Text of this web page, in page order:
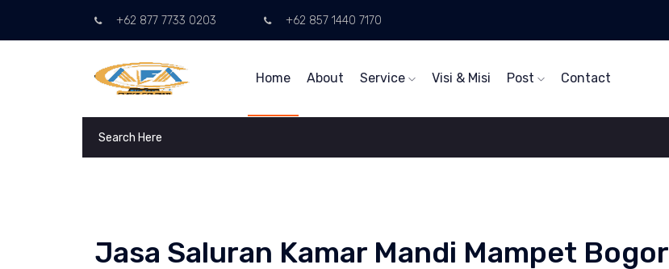
+62 877 7733 0203 +62 857 1440 7170
Home About Service Visi & Misi Post Contact
Jasa Saluran Kamar Mandi Mampet Bogor